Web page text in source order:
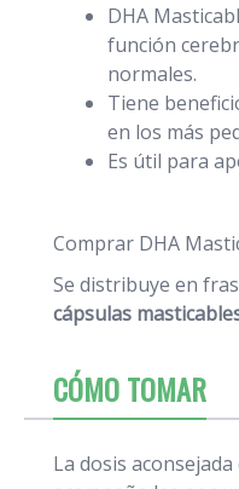
DHA
función
normales.
Tiene
en los más
Es útil para
Comprar DHA
Se distribuye en
cápsulas
CÓMO TOMAR
La dosis aconsejada